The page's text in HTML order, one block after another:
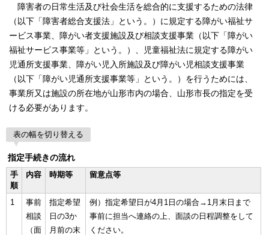
障害者の日常生活及び社会生活を総合的に支援するための法律
（以下「障害者総合支援法」という。）に規定する障がい福祉サ
ービス事業、障がい者支援施設及び相談支援事業（以下「障がい
福祉サービス事業等」という。）、児童福祉法に規定する障がい
児通所支援事業、障がい児入所施設及び障がい児相談支援事業
（以下「障がい児通所支援事業等」という。）を行うためには、
事業所又は施設の所在地が山形市内の場合、山形市長の指定を受
ける必要があります。
表の幅を切り替える
指定手続きの流れ
手
順
内容 時期等 留意点等
1
事前
相談
（面
指定希望
日の3か
月前の末
例）指定希望日が4月1日の場合→1月末日まで
事前に担当へ連絡の上、面談の日程調整をして
ください。